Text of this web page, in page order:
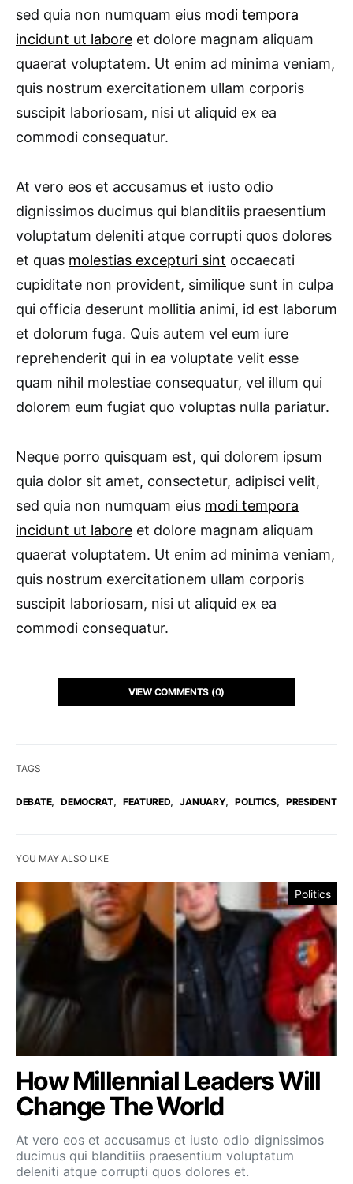
TAGS
DEBATE, DEMOCRAT, FEATURED, JANUARY, POLITICS, PRESIDENT
sed quia non numquam eius modi tempora
incidunt ut labore et dolore magnam aliquam
quaerat voluptatem. Ut enim ad minima veniam,
quis nostrum exercitationem ullam corporis
suscipit laboriosam, nisi ut aliquid ex ea
commodi consequatur.
At vero eos et accusamus et iusto odio
dignissimos ducimus qui blanditiis praesentium
voluptatum deleniti atque corrupti quos dolores
et quas molestias excepturi sint occaecati
cupiditate non provident, similique sunt in culpa
qui officia deserunt mollitia animi, id est laborum
et dolorum fuga. Quis autem vel eum iure
reprehenderit qui in ea voluptate velit esse
quam nihil molestiae consequatur, vel illum qui
dolorem eum fugiat quo voluptas nulla pariatur.
Neque porro quisquam est, qui dolorem ipsum
quia dolor sit amet, consectetur, adipisci velit,
sed quia non numquam eius modi tempora
incidunt ut labore et dolore magnam aliquam
quaerat voluptatem. Ut enim ad minima veniam,
quis nostrum exercitationem ullam corporis
suscipit laboriosam, nisi ut aliquid ex ea
commodi consequatur.
VIEW COMMENTS (0)
YOU MAY ALSO LIKE
Politics
How Millennial Leaders Will
Change The World
At vero eos et accusamus et iusto odio dignissimos
ducimus qui blanditiis praesentium voluptatum
deleniti atque corrupti quos dolores et.